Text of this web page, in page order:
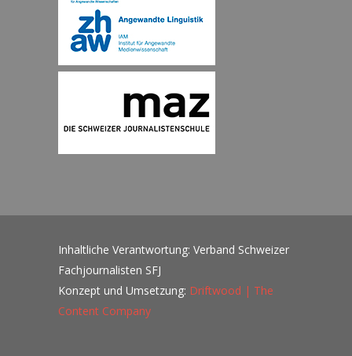
Inhaltliche Verantwortung: Verband Schweizer
Fachjournalisten SFJ
Konzept und Umsetzung: Driftwood | The
Content Company